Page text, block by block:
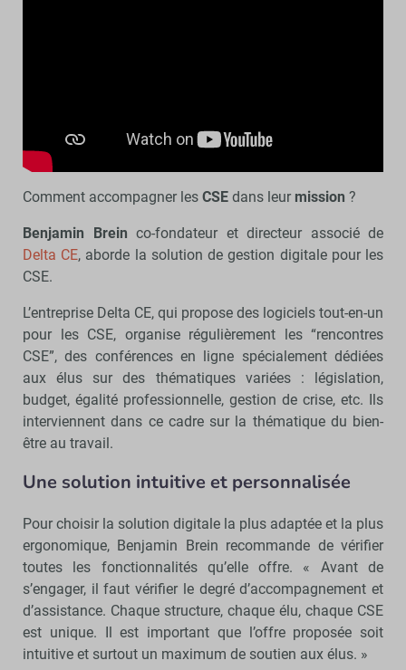
Comment accompagner les CSE dans leur mission ?
Benjamin Brein co-fondateur et directeur associé de
Delta CE, aborde la solution de gestion digitale pour les
CSE.
L’entreprise Delta CE, qui propose des logiciels tout-en-un
pour les CSE, organise régulièrement les “rencontres
CSE”, des conférences en ligne spécialement dédiées
aux élus sur des thématiques variées : législation,
budget, égalité professionnelle, gestion de crise, etc. Ils
interviennent dans ce cadre sur la thématique du bien-
être au travail.
Une solution intuitive et personnalisée
Pour choisir la solution digitale la plus adaptée et la plus
ergonomique, Benjamin Brein recommande de vérifier
toutes les fonctionnalités qu’elle offre. « Avant de
s’engager, il faut vérifier le degré d’accompagnement et
d’assistance. Chaque structure, chaque élu, chaque CSE
est unique. Il est important que l’offre proposée soit
intuitive et surtout un maximum de soutien aux élus. »